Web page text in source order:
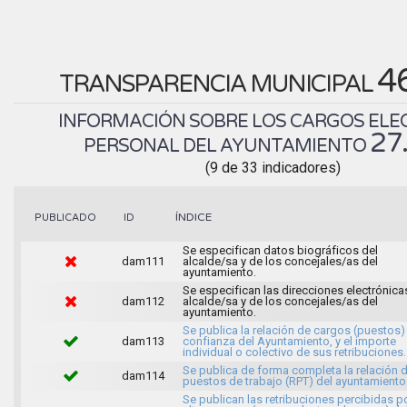
TRANSPARENCIA MUNICIPAL
INFORMACIÓN SOBRE LOS CARGOS
PERSONAL DEL AYUNTAMIENTO
(9 de 33 indicadores)
PUBLICADO ID ÍNDICE
dam111
Se especifican datos biográficos del
alcalde/sa y de los concejales/as del
ayuntamiento.
dam112
Se especifican las direcciones
alcalde/sa y de los concejales/as del
ayuntamiento.
dam113
Se publica la relación de cargos
confianza del Ayuntamiento, y el importe
individual o colectivo de sus retribuciones.
dam114
Se publica de forma completa la relación
puestos de trabajo (RPT) del
Se publican las retribuciones percibidas